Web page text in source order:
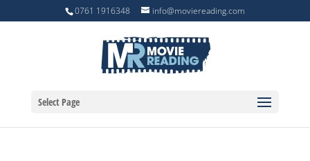
0761 1916348 info@moviereading.com
Select Page